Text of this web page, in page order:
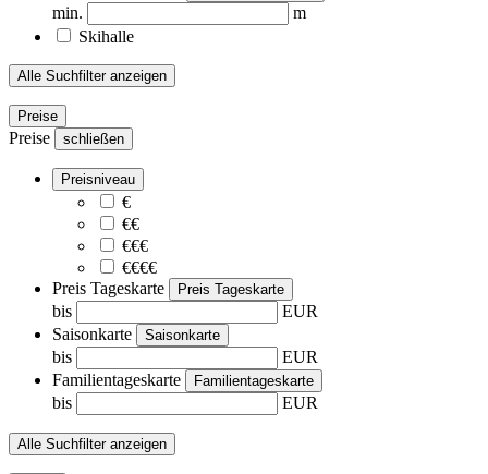
min.
m
Skihalle
Alle Suchfilter anzeigen
Preise
Preise schließen
Preisniveau
€
€€
€€€
€€€€
Preis Tageskarte
Preis Tageskarte
bis
EUR
Saisonkarte
Saisonkarte
bis
EUR
Familientageskarte
Familientageskarte
bis EUR
Alle Suchfilter anzeigen